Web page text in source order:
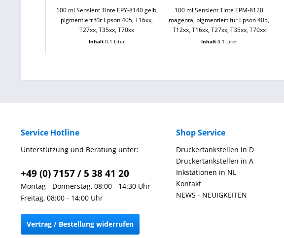
100 ml Sensient Tinte EPY-8140 gelb,
pigmentiert für Epson 405, T16xx,
T27xx, T35xx, T70xx
Inhalt0.1 Liter
100 ml Sensient Tinte EPM-8120
magenta, pigmentiert für Epson 405,
T12xx, T16xx, T27xx, T35xx, T70xx
Inhalt 0.1 Liter
Service Hotline
Unterstützung und Beratung unter:
+49 (0) 7157 / 5 38 41 20
Montag - Donnerstag, 08:00 - 14:30 Uhr
Freitag, 08:00 - 14:00 Uhr
Vertrag / Bestellung widerrufen
Shop Service
Druckertankstellen in D
Druckertankstellen in A
Inkstationen in NL
Kontakt
NEWS - NEUIGKEITEN